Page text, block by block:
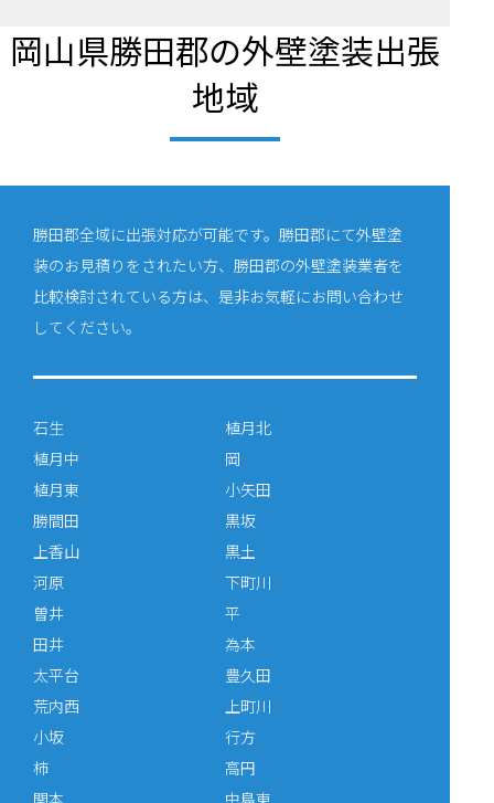
岡山県勝田郡の外壁塗装出張
地域
勝田郡全域に出張対応が可能です。勝田郡にて外壁塗
装のお見積りをされたい方、勝田郡の外壁塗装業者を
比較検討されている方は、是非お気軽にお問い合わせ
してください。
石生
植月中
植月東
植月北
岡
小矢田
勝間田
上香山
河原
黒坂
黒土
下町川
曽井
田井
太平台
平
為本
豊久田
荒内西
小坂
柿
上町川
行方
高円